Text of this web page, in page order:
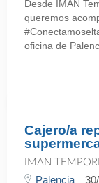
Desde IMAN
queremos
oficina de
Cajero/a
IMAN
Palencia